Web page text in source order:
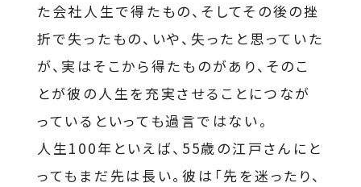
た会社人生で得たもの、そしてその後の挫
折で失ったもの、いや、失ったと思っていた
が、実はそこから得たものがあり、そのこ
とが彼の人生を充実させることにつなが
っているといっても過言ではない。
人生100年といえば、55歳の江戸さんにと
ってもまだ先は長い。彼は「先を迷ったり、